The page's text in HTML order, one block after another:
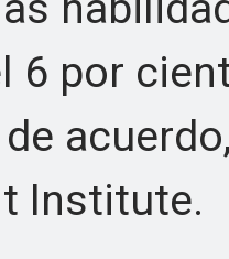
6 por
Institute.